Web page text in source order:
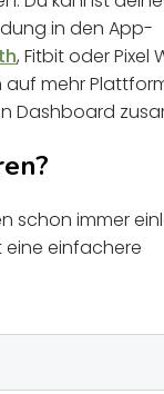
in den App-
, Fitbit oder Pixel
mehr
Dashboard
schon immer
eine einfachere